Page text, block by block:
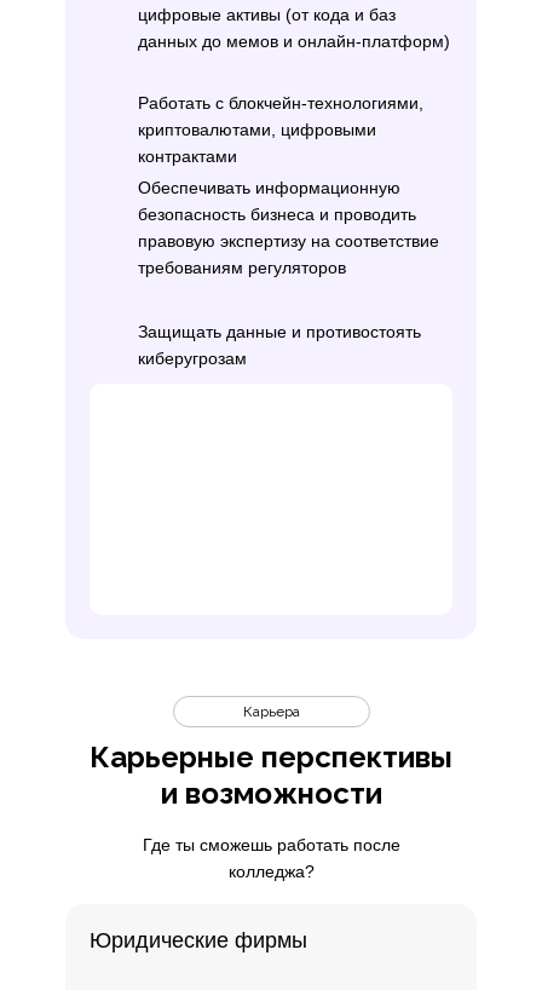
цифровые активы (от кода и баз
данных до мемов и онлайн-платформ)
Работать с блокчейн-технологиями,
криптовалютами, цифровыми
контрактами
Обеспечивать информационную
безопасность бизнеса и проводить
правовую экспертизу на соответствие
требованиям регуляторов
Защищать данные и противостоять
киберугрозам
Карьерные перспективы
и возможности
Карьера
Где ты сможешь работать после
колледжа?
Юридические фирмы
Юридические фирмы –
технологических клиентов
IT-компании – юрист в штате
регулирование цифровых
Технологические стартапы –
сопровождение инноваций,
криптовалютами и AI